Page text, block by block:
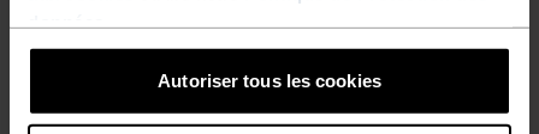
Autoriser tous les cookies